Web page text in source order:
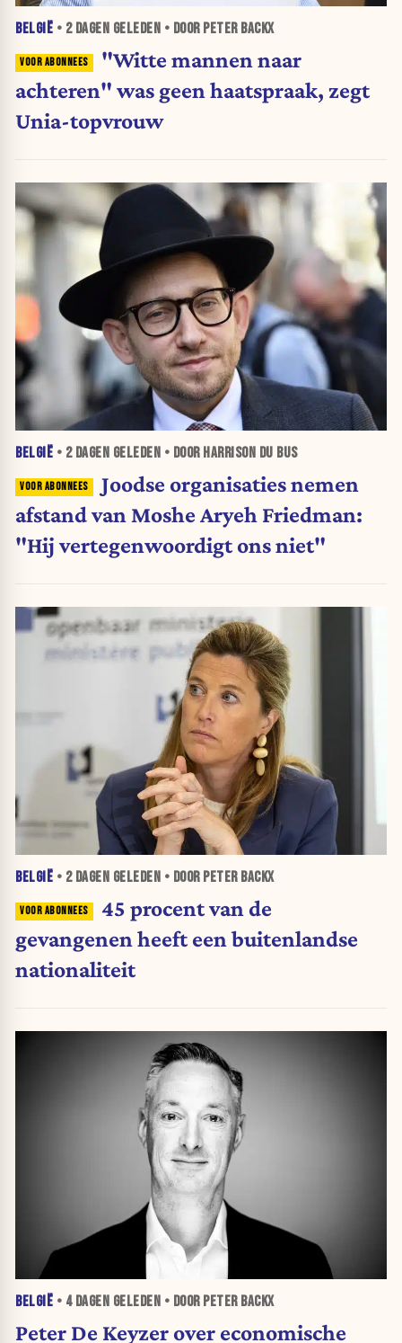
BELGIË • 2 DAGEN GELEDEN • DOOR PETER BACKX
"Witte mannen naar
achteren" was geen haatspraak, zegt
Unia-topvrouw
BELGIË • 2 DAGEN GELEDEN • DOOR HARRISON DU BUS
Joodse organisaties nemen
afstand van Moshe Aryeh Friedman:
"Hij vertegenwoordigt ons niet"
BELGIË • 2 DAGEN GELEDEN • DOOR PETER BACKX
45 procent van de
gevangenen heeft een buitenlandse
nationaliteit
BELGIË • 4 DAGEN GELEDEN • DOOR PETER BACKX
Peter De Keyzer over economische